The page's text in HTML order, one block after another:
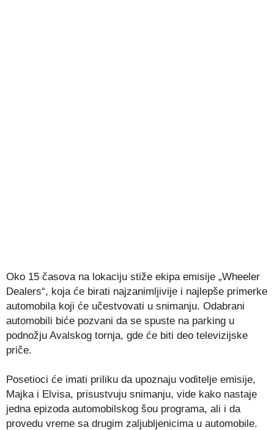
Oko 15 časova na lokaciju stiže ekipa emisije „Wheeler
Dealers“, koja će birati najzanimljivije i najlepše primerke
automobila koji će učestvovati u snimanju. Odabrani
automobili biće pozvani da se spuste na parking u
podnožju Avalskog tornja, gde će biti deo televizijske
priče.
Posetioci će imati priliku da upoznaju voditelje emisije,
Majka i Elvisa, prisustvuju snimanju, vide kako nastaje
jedna epizoda automobilskog šou programa, ali i da
provedu vreme sa drugim zaljubljenicima u automobile.